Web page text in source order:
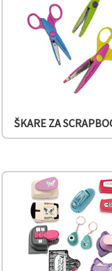
Postavke
ŠKARE ZA